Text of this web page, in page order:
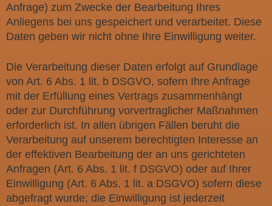
Anfrage) zum Zwecke der Bearbeitung Ihres
Anliegens bei uns gespeichert und verarbeitet. Diese
Daten geben wir nicht ohne Ihre Einwilligung weiter.
Die Verarbeitung dieser Daten erfolgt auf Grundlage
von Art. 6 Abs. 1 lit. b DSGVO, sofern Ihre Anfrage
mit der Erfüllung eines Vertrags zusammenhängt
oder zur Durchführung vorvertraglicher Maßnahmen
erforderlich ist. In allen übrigen Fällen beruht die
Verarbeitung auf unserem berechtigten Interesse an
der effektiven Bearbeitung der an uns gerichteten
Anfragen (Art. 6 Abs. 1 lit. f DSGVO) oder auf Ihrer
Einwilligung (Art. 6 Abs. 1 lit. a DSGVO) sofern diese
abgefragt wurde; die Einwilligung ist jederzeit